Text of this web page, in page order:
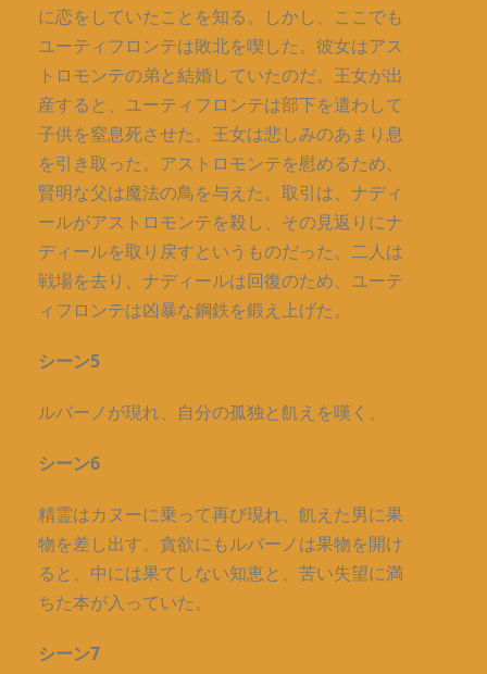
に恋をしていたことを知る。しかし、ここでも
ユーティフロンテは敗北を喫した。彼女はアス
トロモンテの弟と結婚していたのだ。王女が出
産すると、ユーティフロンテは部下を遣わして
子供を窒息死させた。王女は悲しみのあまり息
を引き取った。アストロモンテを慰めるため、
賢明な父は魔法の鳥を与えた。取引は、ナディ
ールがアストロモンテを殺し、その見返りにナ
ディールを取り戻すというものだった。二人は
戦場を去り、ナディールは回復のため、ユーテ
ィフロンテは凶暴な鋼鉄を鍛え上げた。
シーン5
ルバーノが現れ、自分の孤独と飢えを嘆く。
シーン6
精霊はカヌーに乗って再び現れ、飢えた男に果
物を差し出す。貪欲にもルバーノは果物を開け
ると、中には果てしない知恵と、苦い失望に満
ちた本が入っていた。
シーン7